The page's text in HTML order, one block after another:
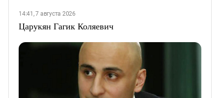
14:41, 7 августа 2026
Царукян Гагик Коляевич